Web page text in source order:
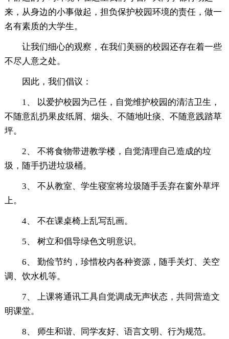
来，从身边的小事做起，担负保护校园环境的责任，做一
名有素质的大学生。
让我们细心的观察，在我们美丽的校园还存在着一些
不尽人意之处。
因此，我们倡议：
1、 以爱护校园为己任，自觉维护校园的清洁卫生，
不随意乱扔果皮纸屑、烟头、不随地吐痰、不随意践踏草
坪。
2、 不将食物带进教学楼，自觉清理自己造成的垃
圾，随手扔进垃圾桶。
3、 不从教室、学生寝室将垃圾随手丢弃在窗外草坪
上。
4、 不在课桌椅上乱写乱画。
5、 树立和倡导绿色文明意识。
6、 勤俭节约，珍惜校内各种资源，随手关灯、关空
调、饮水机等。
7、 上课将通讯工具自觉调成无声状态，共同营造文
明课堂。
8、 师生和谐、同学友好、语言文明、行为规范。